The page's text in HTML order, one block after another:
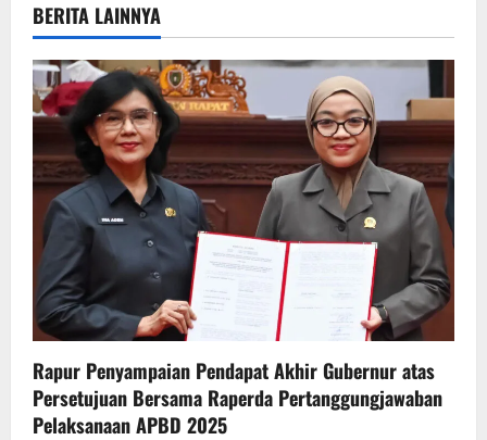
v
i
g
a
t
i
o
n
BERITA LAINNYA
Rapur Penyampaian Pendapat Akhir Gubernur atas
Persetujuan Bersama Raperda Pertanggungjawaban
Pelaksanaan APBD 2025